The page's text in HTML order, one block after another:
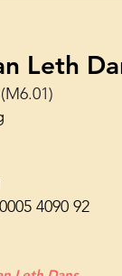
Haagse Shuffle
Leth
(M6.01)
4090 92